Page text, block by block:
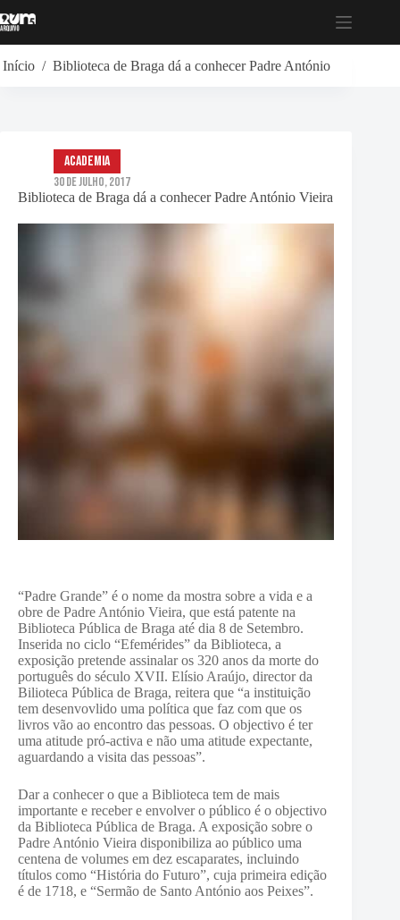
para
Início / Biblioteca de Braga dá a conhecer Padre António Vieira
Biblioteca de Braga dá a conhecer Padre António Vieira
Academia
30 de Julho, 2017
“Padre Grande” é o nome da mostra sobre a vida e a
obre de Padre António Vieira, que está patente na
Biblioteca Pública de Braga até dia 8 de Setembro.
Inserida no ciclo “Efemérides” da Biblioteca, a
exposição pretende assinalar os 320 anos da morte do
português do século XVII. Elísio Araújo, director da
Bilioteca Pública de Braga, reitera que “a instituição
tem desenvovlido uma política que faz com que os
livros vão ao encontro das pessoas. O objectivo é ter
uma atitude pró-activa e não uma atitude expectante,
aguardando a visita das pessoas”.
Dar a conhecer o que a Biblioteca tem de mais
importante e receber e envolver o público é o objectivo
da Biblioteca Pública de Braga. A exposição sobre o
Padre António Vieira disponibiliza ao público uma
centena de volumes em dez escaparates, incluindo
títulos como “História do Futuro”, cuja primeira edição
é de 1718, e “Sermão de Santo António aos Peixes”.